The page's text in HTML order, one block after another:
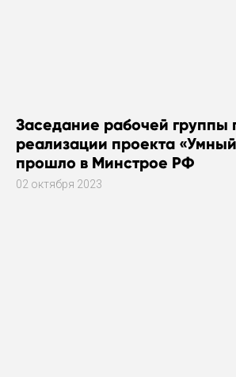
Заседание рабочей группы
реализации проекта
прошло в Минстрое РФ
02 октября 2023